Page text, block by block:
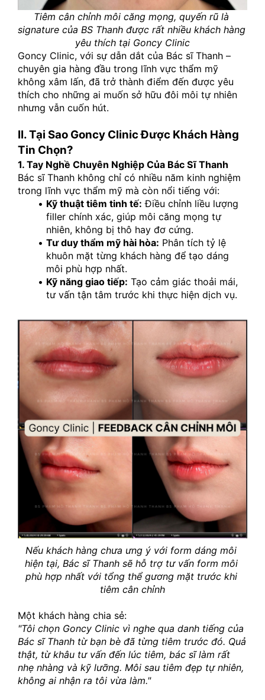
Tiêm cân chỉnh môi căng mọng, quyến rũ là
signature của BS Thanh được rất nhiều khách hàng
yêu thích tại Goncy Clinic
Goncy Clinic, với sự dẫn dắt của Bác sĩ Thanh –
chuyên gia hàng đầu trong lĩnh vực thẩm mỹ
không xâm lấn, đã trở thành điểm đến được yêu
thích cho những ai muốn sở hữu đôi môi tự nhiên
nhưng vẫn cuốn hút.
II. Tại Sao Goncy Clinic Được Khách Hàng
Tin Chọn?
1. Tay Nghề Chuyên Nghiệp Của Bác Sĩ Thanh
Bác sĩ Thanh không chỉ có nhiều năm kinh nghiệm
trong lĩnh vực thẩm mỹ mà còn nổi tiếng với:
Kỹ thuật tiêm tinh tế: Điều chỉnh liều lượng
filler chính xác, giúp môi căng mọng tự
nhiên, không bị thô hay đơ cứng.
Tư duy thẩm mỹ hài hòa: Phân tích tỷ lệ
khuôn mặt từng khách hàng để tạo dáng
môi phù hợp nhất.
Kỹ năng giao tiếp: Tạo cảm giác thoải mái,
tư vấn tận tâm trước khi thực hiện dịch vụ.
Nếu khách hàng chưa ưng ý với form dáng môi
hiện tại, Bác sĩ Thanh sẽ hỗ trợ tư vấn form môi
phù hợp nhất với tổng thể gương mặt trước khi
tiêm cân chỉnh
Một khách hàng chia sẻ:
"Tôi chọn Goncy Clinic vì nghe qua danh tiếng của
Bác sĩ Thanh từ bạn bè đã từng tiêm trước đó. Quả
thật, từ khâu tư vấn đến lúc tiêm, bác sĩ làm rất
nhẹ nhàng và kỹ lưỡng. Môi sau tiêm đẹp tự nhiên,
không ai nhận ra tôi vừa làm."